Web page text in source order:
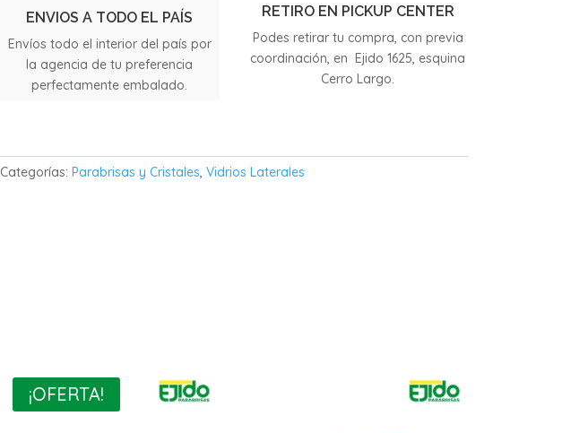
cantidadENVIOS A TODO EL PAÍS
Envíos todo el interior del país por
la agencia de tu preferencia
perfectamente embalado.
RETIRO EN PICKUP CENTER
Podes retirar tu compra, con previa
coordinación, en Ejido 1625, esquina
Cerro Largo.
Categorías:Parabrisas y Cristales,Vidrios Laterales
¡OFERTA!